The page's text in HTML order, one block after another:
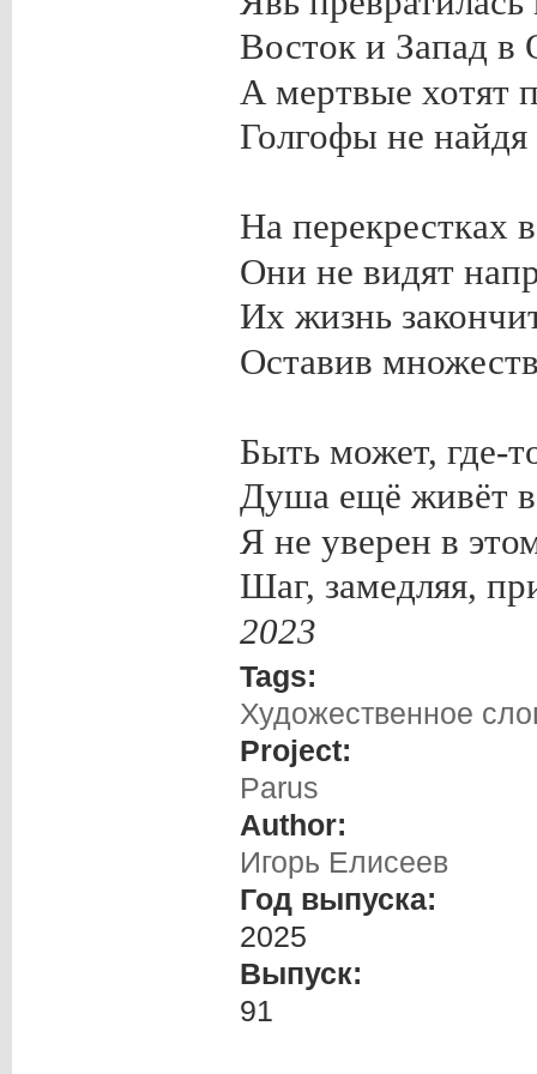
Восток и Запад в
А мертвые хотят
Голгофы не найдя
На перекрестках
Они не видят
Их жизнь
Оставив
Быть может, где-
Душа ещё живёт
Я не уверен в
Шаг, замедляя,
2023
Tags:
Художественное
Project:
Parus
Author:
Игорь Елисеев
Год выпуска:
2025
Выпуск:
91